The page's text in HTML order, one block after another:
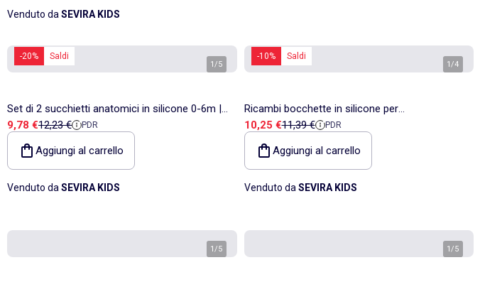
Venduto da SEVIRA KIDS
-20% Saldi
1/5
Set di 2 succhietti anatomici in silicone 0-6m |
Filibabba
Prezzo di vendita
9,78 €Prezzo di riferimento
12,23 € PDR
Aggiungi al carrello
Venduto da SEVIRA KIDS
-10% Saldi
1/4
Ricambi bocchette in silicone per
mordicchiatore per neonati | B.Box
Prezzo di vendita
10,25 €Prezzo di riferimento
11,39 € PDR
Aggiungi al carrello
Venduto da SEVIRA KIDS
1/5 1/5